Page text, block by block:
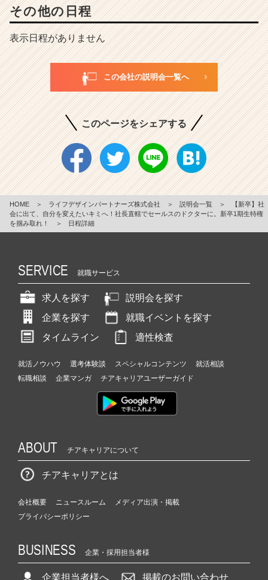
その他の日程
表示日程がありません
この会社の説明会一覧へ
このページをシェアする
HOME ＞ ライフデザインパートナーズ株式会社 ＞ 説明会一覧 ＞
【新卒】社
会に出て、自分を変えたいキミへ！社長直轄でセールスのドクターに。新卒1期生特権
を掴み取れ！
＞ 日程詳細
SERVICE 就職サービス
求人を探す
説明会を探す
企業を探す
就職イベントを探す
タイムライン
適性検査
就活ノウハウ 選考体験談 スペシャルコンテンツ
就活相談
転職相談
企業マンガ チアキャリアユーザーガイド
ABOUT チアキャリアについて
チアキャリアとは
会社概要 ニュースルーム
メディア出演・掲載
プライバシーポリシー
BUSINESS 企業・採用担当者様
企業担当者様へ 掲載のお問い合わせ